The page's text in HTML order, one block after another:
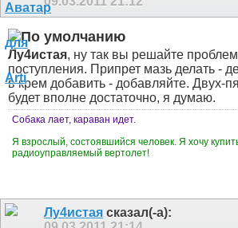
Лу4истая, ну так вы решайте
поступления. Припрет мазь делать -
в крем добавить - добавляйте. Двух-
будет вполне достаточно, я думаю.
Собака лает, караван идет.
Я взрослый, состоявшийся человек. Я хочу
радиоуправляемый вертолет!
Лу4истая сказал(-а):